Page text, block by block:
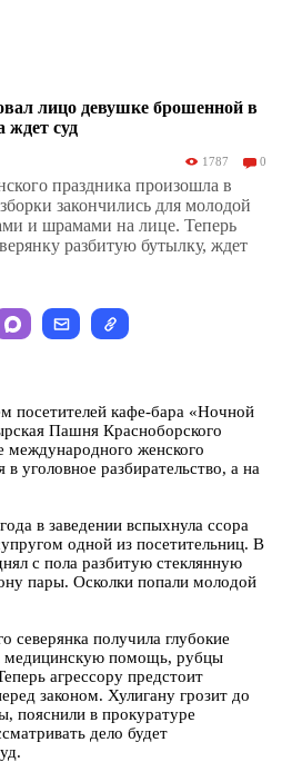
лицо девушке брошенной в
ждет суд
1787 0
праздника произошла в
закончились для молодой
и шрамами на лице. Теперь
разбитую бутылку, ждет
посетителей кафе-бара «Ночной
Пашня Красноборского
международного женского
в уголовное разбирательство, а на
в заведении вспыхнула ссора
одной из посетительниц. В
с пола разбитую стеклянную
пары. Осколки попали молодой
северянка получила глубокие
медицинскую помощь, рубцы
агрессору предстоит
законом. Хулигану грозит до
пояснили в прокуратуре
дело будет